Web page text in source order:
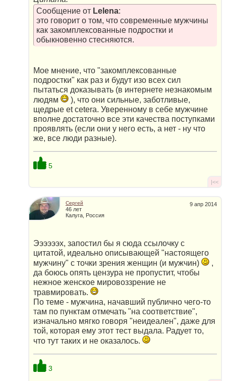
Сообщение от Lelena:
это говорит о том, что современные мужчины
как закомплексованные подростки и
обыкновенно стесняются.
Мое мнение, что "закомплексованные
подростки" как раз и будут изо всех сил
пытаться доказывать (в интернете незнакомым
людям
), что они сильные, заботливые,
щедрые et cetera. Уверенному в себе мужчине
вполне достаточно все эти качества поступками
проявлять (если они у него есть, а нет - ну что
же, все люди разные).
5
|<<
9 апр 2014
Сергей
46 лет
Калуга, Россия
Ээээээх, запостил бы я сюда ссылочку с
цитатой, идеально описывающей "настоящего
мужчину" с точки зрения женщин (и мужчин)
,
да боюсь опять цензура не пропустит, чтобы
нежное женское мировоззрение не
травмировать.
По теме - мужчина, начавший публично чего-то
там по пунктам отмечать "на соответствие",
изначально мягко говоря "неидеален", даже для
той, которая ему этот тест выдала. Радует то,
что тут таких и не оказалось.
3